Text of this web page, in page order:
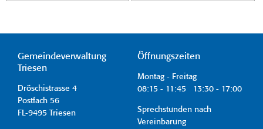
Gemeindeverwaltung
Triesen
Dröschistrasse 4
Postfach 56
FL-9495 Triesen
Öffnungszeiten
Montag - Freitag
08:15 - 11:45 13:30 - 17:00
Sprechstunden nach
Vereinbarung